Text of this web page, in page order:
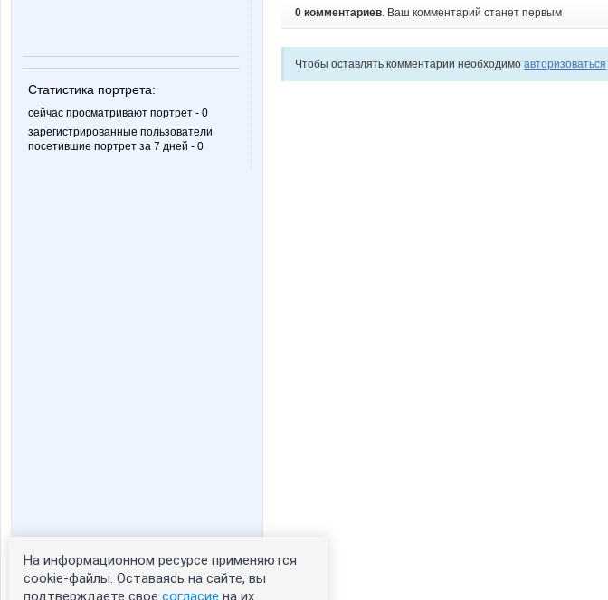
Статистика портрета:
сейчас просматривают портрет - 0
зарегистрированные пользователи
посетившие портрет за 7 дней - 0
0 комментариев. Ваш комментарий станет первым
Чтобы оставлять комментарии необходимо авторизоваться
На информационном ресурсе применяются
cookie-файлы. Оставаясь на сайте, вы
подтверждаете свое согласие на их